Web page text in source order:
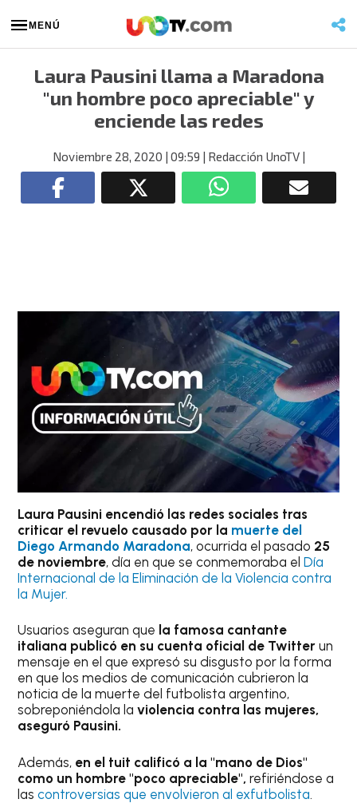
MENÚ
Laura Pausini llama a Maradona
"un hombre poco apreciable" y
enciende las redes
Noviembre 28, 2020 | 09:59 | Redacción UnoTV|
Laura Pausini encendió las redes sociales tras
criticar el revuelo causado por la muerte del
Diego Armando Maradona, ocurrida el pasado 25
de noviembre, día en que se conmemoraba elDía
Internacional de la Eliminación de la Violencia contra
la Mujer.
Usuarios aseguran que la famosa cantante
italiana publicó en su cuenta oficial de Twitterun
mensaje en el que expresó su disgusto por la forma
en que los medios de comunicación cubrieron la
noticia de la muerte del futbolista argentino,
sobreponiéndola laviolencia contra las mujeres,
aseguró Pausini.
Además, en el tuit calificó a la "mano de Dios"
como un hombre "poco apreciable",refiriéndose a
lascontroversias que envolvieron al exfutbolista.